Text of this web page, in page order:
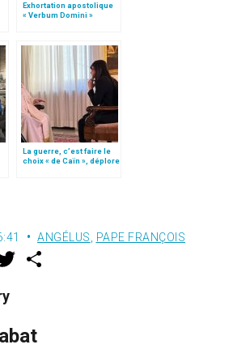
Exhortation apostolique
« Verbum Domini »
La guerre, c’est faire le
choix « de Caïn », déplore
ANGÉLUS PAPE FRANÇOIS
w
r